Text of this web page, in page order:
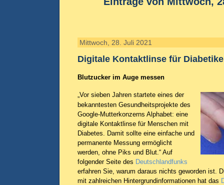
Mittwoch, 28. Juli 2021
Digitale Kontaktlinse für
Blutzucker im Auge messen
„Vor sieben Jahren startete eines der
bekanntesten Gesundheitsprojekte des
Google-Mutterkonzerns Alphabet: eine
digitale Kontaktlinse für Menschen mit
Diabetes. Damit sollte eine einfache und
permanente Messung ermöglicht
werden, ohne Piks und Blut.“ Auf
folgender Seite des Deutschlandfunks
erfahren Sie, warum daraus nichts geworden ist.
mit zahlreichen Hintergrundinformationen hat das